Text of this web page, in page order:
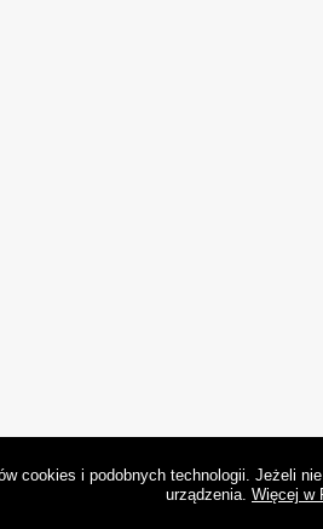
cookies i podobnych technologii. Jeżeli
urządzenia. Więcej w